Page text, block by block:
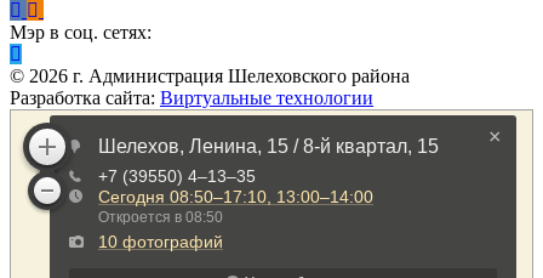
Мэр в соц. сетях:
© 2026 г. Администрация Шелеховского района
Разработка сайта: Виртуальные технологии